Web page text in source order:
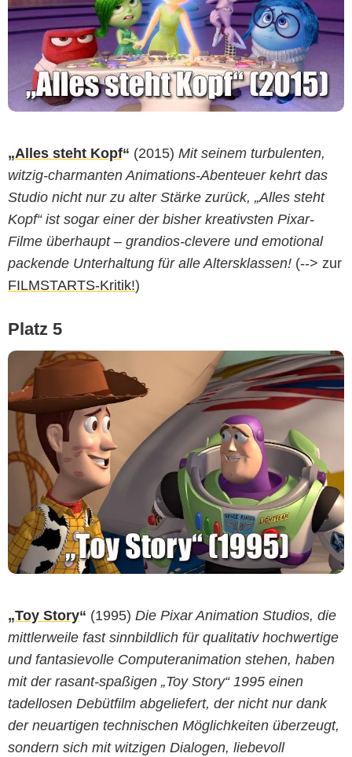
„Alles steht Kopf“ (2015) Mit seinem turbulenten,
witzig-charmanten Animations-Abenteuer kehrt das
Studio nicht nur zu alter Stärke zurück, „Alles steht
Kopf“ ist sogar einer der bisher kreativsten Pixar-
Filme überhaupt – grandios-clevere und emotional
packende Unterhaltung für alle Altersklassen! (--> zur
FILMSTARTS-Kritik!)
Platz 5
„Toy Story“ (1995) Die Pixar Animation Studios, die
mittlerweile fast sinnbildlich für qualitativ hochwertige
und fantasievolle Computeranimation stehen, haben
mit der rasant-spaßigen „Toy Story“ 1995 einen
tadellosen Debütfilm abgeliefert, der nicht nur dank
der neuartigen technischen Möglichkeiten überzeugt,
sondern sich mit witzigen Dialogen, liebevoll